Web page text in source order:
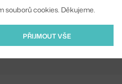
Ste zo Slovenska? Prejdite na
cookies. Děkujeme.
PŘIJMOUT VŠE